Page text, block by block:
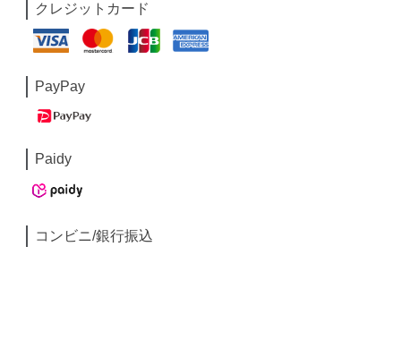
クレジットカード
PayPay
Paidy
コンビニ/銀行振込